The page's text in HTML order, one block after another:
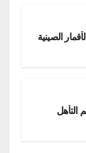
الصينية
التأهل